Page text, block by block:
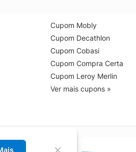
Cupom Mobly
Cupom Decathlon
Cupom Cobasi
Cupom Compra Certa
Cupom Leroy Merlin
Ver mais cupons »